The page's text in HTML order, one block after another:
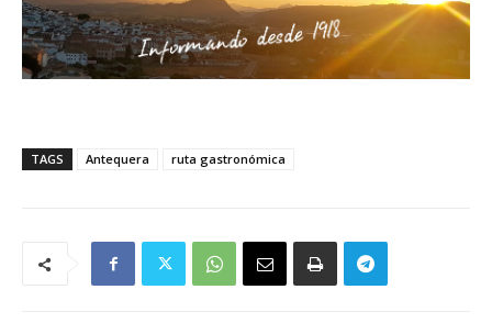
TAGS Antequera ruta gastronómica